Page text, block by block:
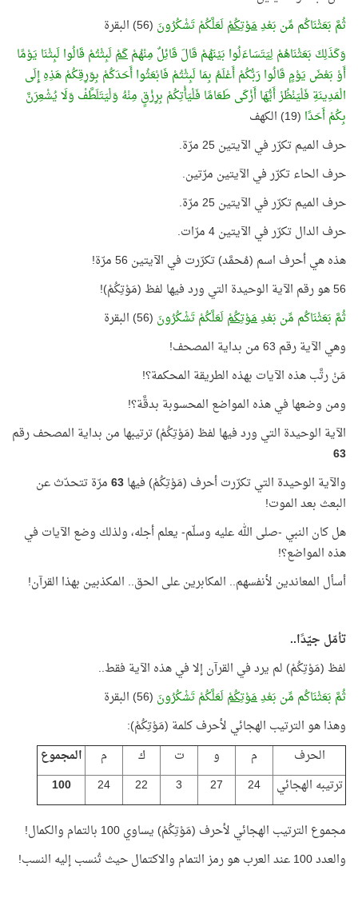
ثُمَّ بَعَثْنَاكُم مِّن بَعْدِمَوْتِكُمْلَعَلَّكُمْ تَشْكُرُونَ (56) البقرة
وَكَذَلِكَ بَعَثْنَاهُمْ لِيَتَسَاءَلُوا بَيْنَهُمْ قَالَ قَائِلٌ مِنْهُمْكَمْلَبِثْتُمْ قَالُوا لَبِثْنَا يَوْمًا
أَوْ بَعْضَ يَوْمٍ قَالُوا رَبُّكُمْ أَعْلَمُ بِمَا لَبِثْتُمْ فَابْعَثُوا أَحَدَكُمْ بِوَرِقِكُمْ هَذِهِ إِلَى
الْمَدِينَةِ فَلْيَنْظُرْ أَيُّهَا أَزْكَى طَعَامًا فَلْيَأْتِكُمْ بِرِزْقٍ مِنْهُ وَلْيَتَلَطَّفْ وَلَا يُشْعِرَنَّ
بِكُمْ أَحَدًا (19) الكهف
حرف الميم تكرّر في الآيتين 25 مرّة.
حرف الحاء تكرّر في الآيتين مرّتين.
حرف الميم تكرّر في الآيتين 25 مرّة.
حرف الدال تكرّر في الآيتين 4 مرّات.
هذه هي أحرف اسم (مُحمَّد) تكرّرت في الآيتين 56 مرّة!
56 هو رقم الآية الوحيدة التي ورد فيها لفظ (مَوْتِكُمْ)!
ثُمَّ بَعَثْنَاكُم مِّن بَعْدِمَوْتِكُمْلَعَلَّكُمْ تَشْكُرُونَ (56) البقرة
وهي الآية رقم 63 من بداية المصحف!
مَنْ رتَّب هذه الآيات بهذه الطريقة المحكمة؟!
ومن وضعها في هذه المواضع المحسوبة بدقَّة؟!
الآية الوحيدة التي ورد فيها لفظ (مَوْتِكُمْ) ترتيبها من بداية المصحف رقم
63
والآية الوحيدة التي تكرّرت أحرف (مَوْتِكُمْ) فيها63مرّة تتحدّث عن
البعث بعد الموت!
هل كان النبي -صلى الله عليه وسلّم- يعلم أجله، ولذلك وضع الآيات في
هذه المواضع؟!
أسأل المعاندين لأنفسهم.. المكابرين على الحق.. المكذبين بهذا القرآن!
تأمّل جيّدًا..
لفظ (مَوْتِكُمْ) لم يرد في القرآن إلا في هذه الآية فقط..
ثُمَّ بَعَثْنَاكُم مِّن بَعْدِمَوْتِكُمْلَعَلَّكُمْ تَشْكُرُونَ (56) البقرة
وهذا هو الترتيب الهجائي لأحرف كلمة (مَوْتِكُمْ):
الحرف
م و ت ك م
المجموع
ترتيبه الهجائي
24
27
3
22
24
100
مجموع الترتيب الهجائي لأحرف (مَوْتِكُمْ) يساوي 100 بالتمام والكمال!
والعدد 100 عند العرب هو رمز التمام والاكتمال حيث تُنسب إليه النسب!